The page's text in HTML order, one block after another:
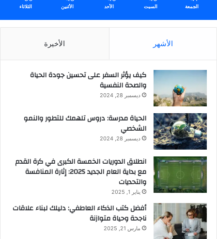
الجمعة السبت الأحد الأثنين الثلاثاء
الأشهر الأخيرة
كيف يؤثر السفر على تحسين جودة الحياة
والصحة النفسية
ديسمبر 28, 2024
الحياة مدرسة: دروس تلهمك للتطور والنمو
الشخصي
ديسمبر 28, 2024
انطلاق الدوريات الخمسة الكبرى في كرة القدم
مع بداية العام الجديد 2025: إثارة المنافسة
والتحديات
يناير 1, 2025
أفضل كتب الذكاء العاطفي: دليلك لبناء علاقات
ناجحة وحياة متوازنة
مارس 21, 2025